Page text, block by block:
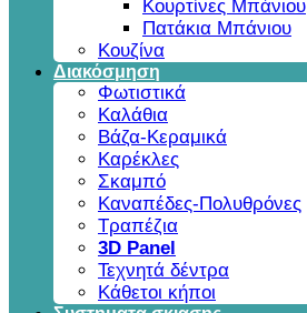
Κουρτίνες Μπάνιου
Πατάκια Μπάνιου
Κουζίνα
Διακόσμηση
Φωτιστικά
Καλάθια
Βάζα-Κεραμικά
Καρέκλες
Σκαμπό
Καναπέδες-Πολυθρόνες
Τραπέζια
3D Panel
Τεχνητά δέντρα
Κάθετοι κήποι